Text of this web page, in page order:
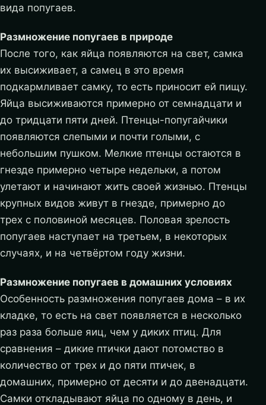
вида попугаев.
Размножение попугаев в природе
После того, как яйца появляются на свет, самка
их высиживает, а самец в это время
подкармливает самку, то есть приносит ей пищу.
Яйца высиживаются примерно от семнадцати и
до тридцати пяти дней. Птенцы-попугайчики
появляются слепыми и почти голыми, с
небольшим пушком. Мелкие птенцы остаются в
гнезде примерно четыре недельки, а потом
улетают и начинают жить своей жизнью. Птенцы
крупных видов живут в гнезде, примерно до
трех с половиной месяцев. Половая зрелость
попугаев наступает на третьем, в некоторых
случаях, и на четвёртом году жизни.
Размножение попугаев в домашних условиях
Особенность размножения попугаев дома – в их
кладке, то есть на свет появляется в несколько
раз раза больше яиц, чем у диких птиц. Для
сравнения – дикие птички дают потомство в
количество от трех и до пяти птичек, в
домашних, примерно от десяти и до двенадцати.
Самки откладывают яйца по одному в день, и